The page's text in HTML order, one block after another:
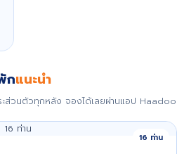
กแนะนำ
วนตัวทุกหลัง จองได้เลยผ่านแอป Haadoo
16 ท่าน